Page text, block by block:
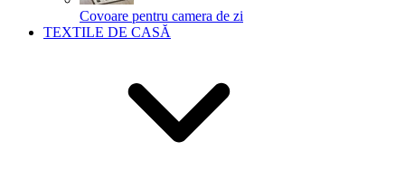
Covoare pentru camera de zi
TEXTILE DE CASĂ